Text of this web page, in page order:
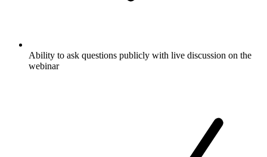
Ability to ask questions publicly with live discussion on the
webinar